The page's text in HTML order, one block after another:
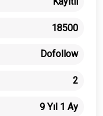
18500
Dofollow
2
9 Yıl 1 Ay